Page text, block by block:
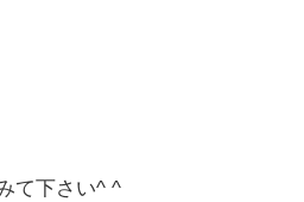
て下さい^ ^